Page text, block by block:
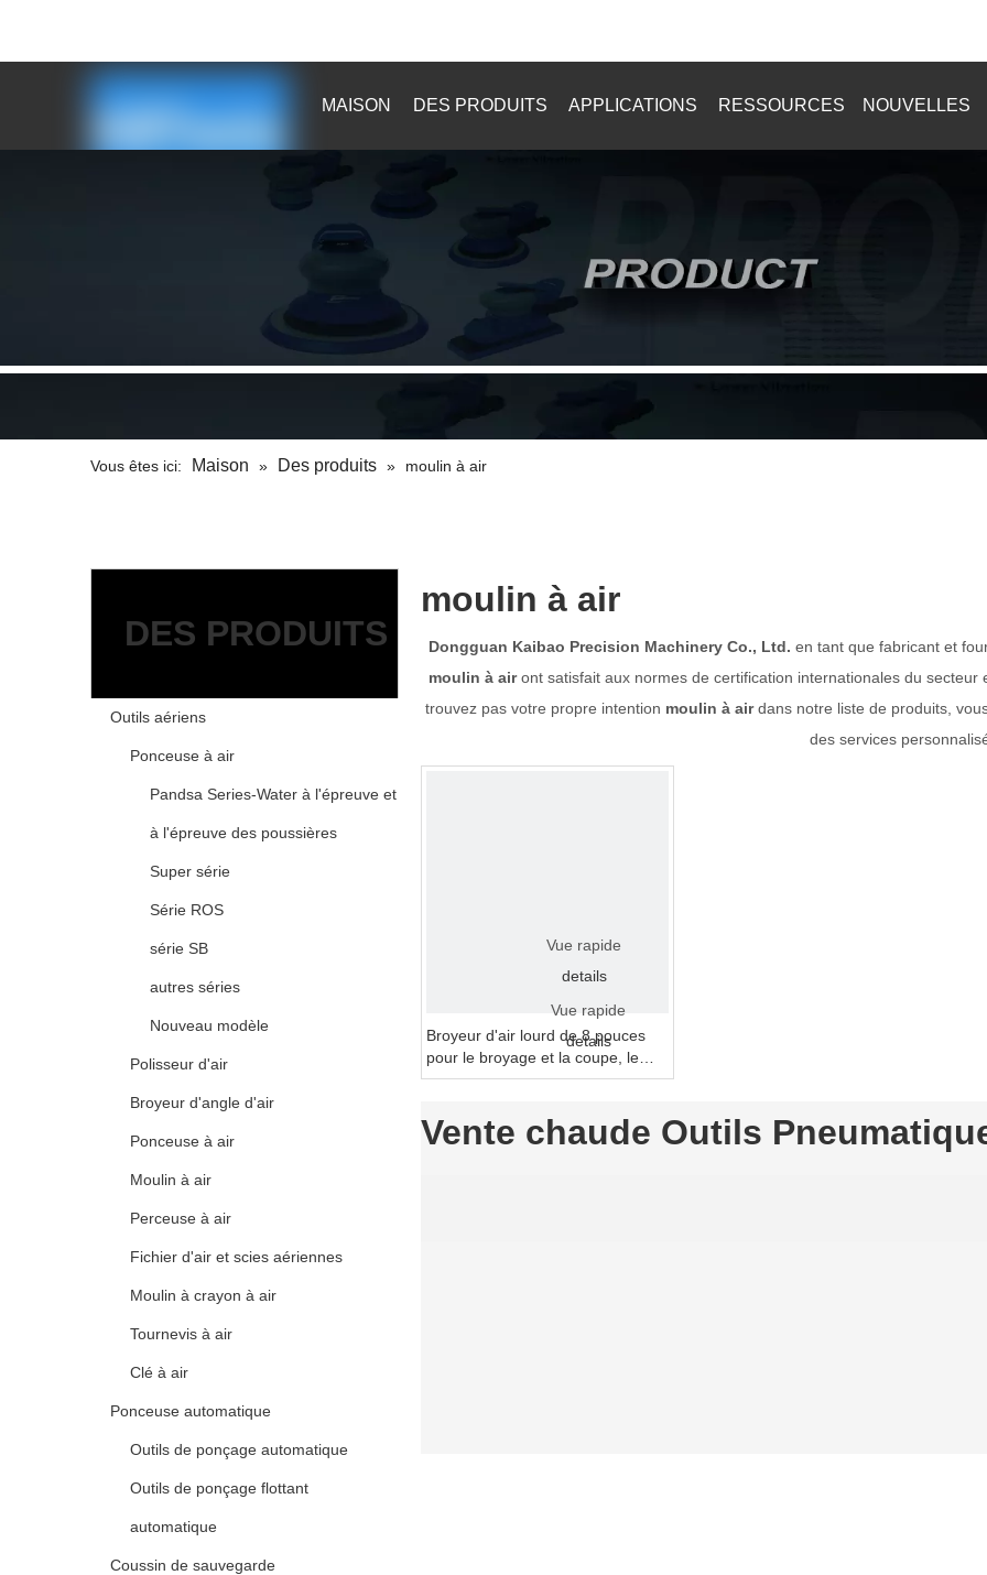
MAISON DES PRODUITS APPLICATIONS RESSOURCES NOUVELLES
Vous êtes ici: Maison » Des produits » moulin à air
DES PRODUITS
Outils aériens
Ponceuse à air
Pandsa Series-Water à l'épreuve et
à l'épreuve des poussières
Super série
Série ROS
série SB
autres séries
Nouveau modèle
Polisseur d'air
Broyeur d'angle d'air
Ponceuse à air
Moulin à air
Perceuse à air
Fichier d'air et scies aériennes
Moulin à crayon à air
Tournevis à air
Clé à air
Ponceuse automatique
Outils de ponçage automatique
Outils de ponçage flottant
automatique
Coussin de sauvegarde
moulin à air
Dongguan Kaibao Precision Machinery Co., Ltd. en tant que fabricant et
moulin à airont satisfait aux normes de certification internationales du
trouvez pas votre propre intention moulin à airdans notre liste de produits,
des services
Vue rapide
details
Vue rapide
details
Broyeur d'air lourd de 8 pouces
pour le broyage et la coupe, le
ponçage
Vente chaude Outils